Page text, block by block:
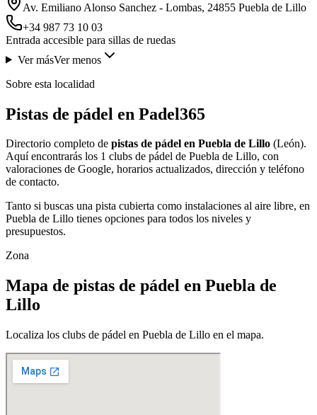
Av. Emiliano Alonso Sanchez - Lombas, 24855 Puebla de Lillo
+34 987 73 10 03
Entrada accesible para sillas de ruedas
Ver másVer menos
Sobre esta localidad
Pistas de pádel en Padel365
Directorio completo de pistas de pádel en Puebla de Lillo (León).
Aquí encontrarás los 1 clubs de pádel de Puebla de Lillo, con
valoraciones de Google, horarios actualizados, dirección y teléfono
de contacto.
Tanto si buscas una pista cubierta como instalaciones al aire libre, en
Puebla de Lillo tienes opciones para todos los niveles y
presupuestos.
Zona
Mapa de pistas de pádel en Puebla de
Lillo
Localiza los clubs de pádel en Puebla de Lillo en el mapa.